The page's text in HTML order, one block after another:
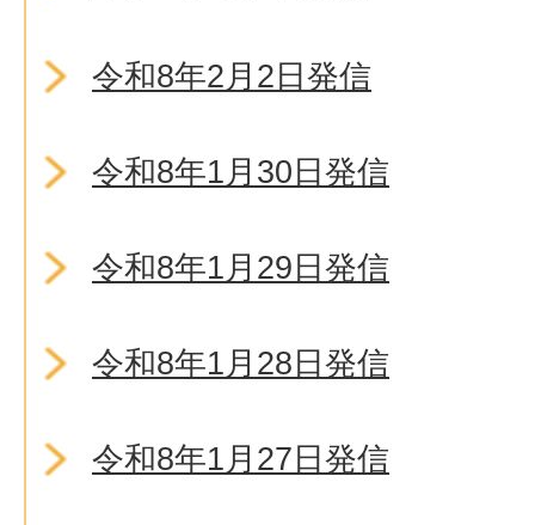
令和8年2月2日発信
令和8年1月30日発信
令和8年1月29日発信
令和8年1月28日発信
令和8年1月27日発信